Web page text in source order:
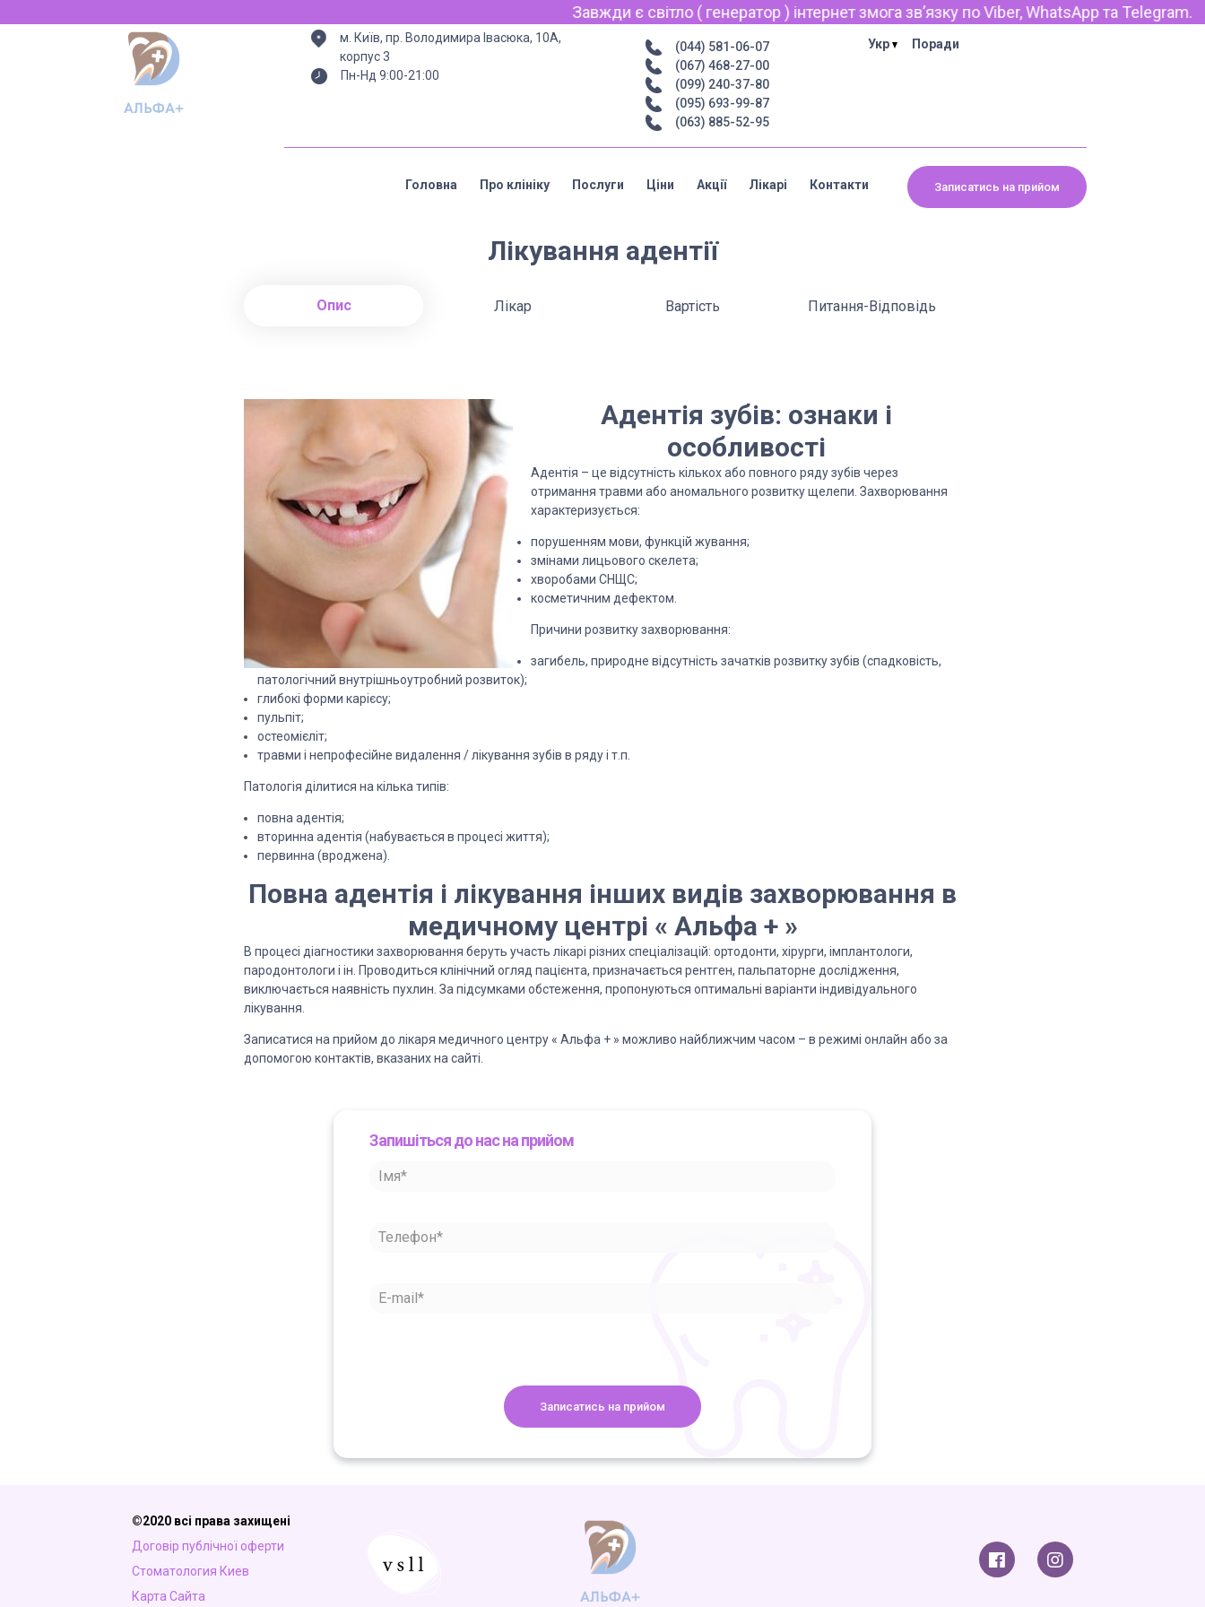
Завжди є світло ( генератор ) інтернет змога звʼязку по Viber, WhatsApp та Telegram.
м. Київ, пр. Володимира Івасюка, 10А,
корпус 3
Пн-Нд 9:00-21:00
(044) 581-06-07
(067) 468-27-00
(099) 240-37-80
(095) 693-99-87
(063) 885-52-95
Укр Поради
Головна Про клініку Послуги Ціни Акції Лікарі Контакти Записатись на прийом
Лікування адентії
Опис Лікар Вартість Питання-Відповідь
Адентія зубів: ознаки і
особливості
Адентія – це відсутність кількох або повного ряду зубів через
отримання травми або аномального розвитку щелепи. Захворювання
характеризується:
порушенням мови, функцій жування;
змінами лицьового скелета;
хворобами СНЩС;
косметичним дефектом.
Причини розвитку захворювання:
загибель, природне відсутність зачатків розвитку зубів (спадковість,
патологічний внутрішньоутробний розвиток);
глибокі форми карієсу;
пульпіт;
остеомієліт;
травми і непрофесійне видалення / лікування зубів в ряду і т.п.
Патологія ділитися на кілька типів:
повна адентія;
вторинна адентія (набувається в процесі життя);
первинна (вроджена).
Повна адентія і лікування інших видів захворювання в
медичному центрі « Альфа + »
В процесі діагностики захворювання беруть участь лікарі різних спеціалізацій: ортодонти, хірурги, імплантологи,
пародонтологи і ін. Проводиться клінічний огляд пацієнта, призначається рентген, пальпаторне дослідження,
виключається наявність пухлин. За підсумками обстеження, пропонуються оптимальні варіанти індивідуального
лікування.
Записатися на прийом до лікаря медичного центру « Альфа + » можливо найближчим часом – в режимі онлайн або за
допомогою контактів, вказаних на сайті.
Запишіться до нас на прийом
©2020 всі права захищені
Договір публічної оферти
Стоматология Киев
Карта Сайта